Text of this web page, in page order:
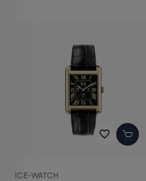
favorite_border
ICE-WATCH